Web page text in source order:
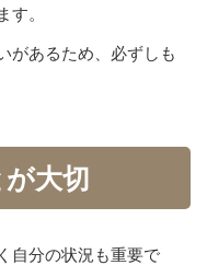
す。
があるため、必ずしも
大切
自分の状況も重要で